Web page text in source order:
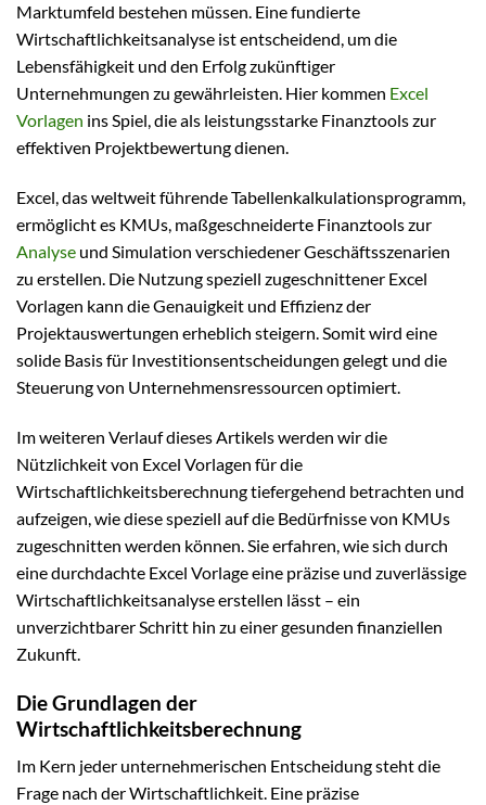
Marktumfeld bestehen müssen. Eine fundierte
Wirtschaftlichkeitsanalyse ist entscheidend, um die
Lebensfähigkeit und den Erfolg zukünftiger
Unternehmungen zu gewährleisten. Hier kommen Excel
Vorlagen ins Spiel, die als leistungsstarke Finanztools zur
effektiven Projektbewertung dienen.
Excel, das weltweit führende Tabellenkalkulationsprogramm,
ermöglicht es KMUs, maßgeschneiderte Finanztools zur
Analyse und Simulation verschiedener Geschäftsszenarien
zu erstellen. Die Nutzung speziell zugeschnittener Excel
Vorlagen kann die Genauigkeit und Effizienz der
Projektauswertungen erheblich steigern. Somit wird eine
solide Basis für Investitionsentscheidungen gelegt und die
Steuerung von Unternehmensressourcen optimiert.
Im weiteren Verlauf dieses Artikels werden wir die
Nützlichkeit von Excel Vorlagen für die
Wirtschaftlichkeitsberechnung tiefergehend betrachten und
aufzeigen, wie diese speziell auf die Bedürfnisse von KMUs
zugeschnitten werden können. Sie erfahren, wie sich durch
eine durchdachte Excel Vorlage eine präzise und zuverlässige
Wirtschaftlichkeitsanalyse erstellen lässt – ein
unverzichtbarer Schritt hin zu einer gesunden finanziellen
Zukunft.
Die Grundlagen der
Wirtschaftlichkeitsberechnung
Im Kern jeder unternehmerischen Entscheidung steht die
Frage nach der Wirtschaftlichkeit. Eine präzise